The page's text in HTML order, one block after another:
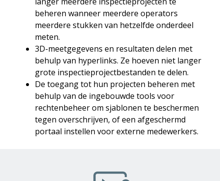
beheren wanneer meerdere operators
meerdere stukken van hetzelfde onderdeel
meten.
3D-meetgegevens en resultaten delen met
behulp van hyperlinks. Ze hoeven niet langer
grote inspectieprojectbestanden te delen.
De toegang tot hun projecten beheren met
behulp van de ingebouwde tools voor
rechtenbeheer om sjablonen te beschermen
tegen overschrijven, of een afgeschermd
portaal instellen voor externe medewerkers.